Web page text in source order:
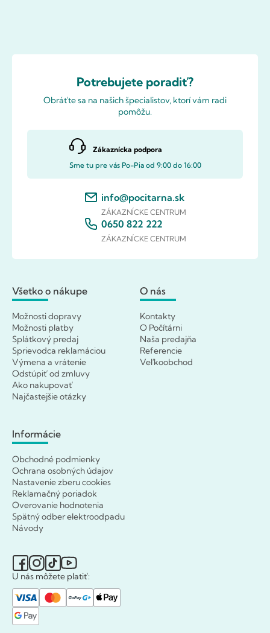
Potrebujete poradiť?
Obráťte sa na našich špecialistov, ktorí vám radi
pomôžu.
Zákaznícka podpora
Sme tu pre vás Po-Pia od 9:00 do 16:00
info@pocitarna.sk
ZÁKAZNÍCKE CENTRUM
0650 822 222
ZÁKAZNÍCKE CENTRUM
Všetko o nákupe
Možnosti dopravy
Možnosti platby
Splátkový predaj
Sprievodca reklamáciou
Výmena a vrátenie
Odstúpiť od zmluvy
Ako nakupovať
Najčastejšie otázky
O nás
Kontakty
O Počítárni
Naša predajňa
Referencie
Veľkoobchod
Informácie
Obchodné podmienky
Ochrana osobných údajov
Nastavenie zberu cookies
Reklamačný poriadok
Overovanie hodnotenia
Spätný odber elektroodpadu
Návody
U nás môžete platiť: